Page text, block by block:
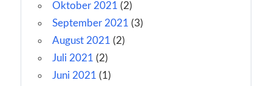
Oktober 2021 (2)
September 2021 (3)
August 2021 (2)
Juli 2021 (2)
Juni 2021 (1)